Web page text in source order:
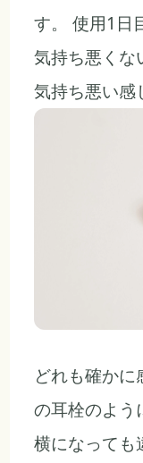
す。 使用1日
気持ち悪くな
気持ち悪い感
どれも確か
の耳栓のよう
横になっても